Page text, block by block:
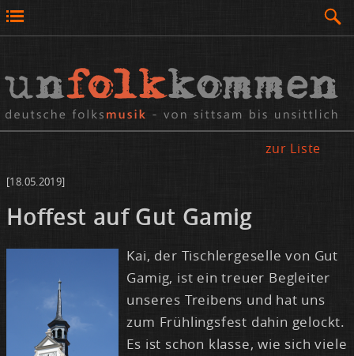
zur Liste
[18.05.2019]
Hof­fest auf Gut Ga­mig
Kai, der Tisch­ler­ge­sel­le von Gut
Ga­mig, ist ein treu­er Be­glei­ter
un­se­res Trei­bens und hat uns
zum Früh­lings­fest da­hin ge­lockt.
Es ist schon klas­se, wie sich vie­le